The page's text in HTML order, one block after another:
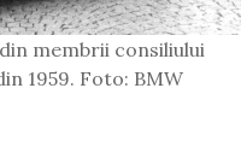
membrii consiliului
1959. Foto: BMW